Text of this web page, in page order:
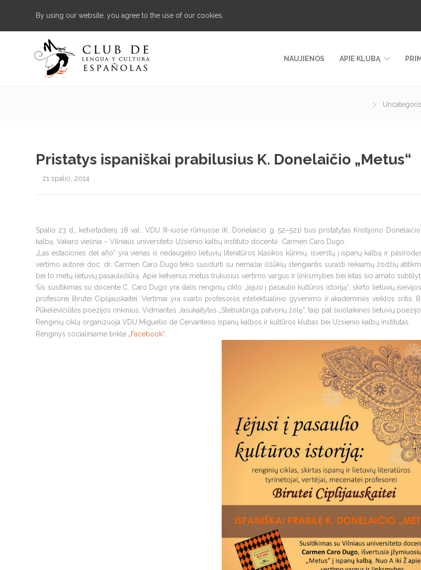
By using our website, you agree to the use of our cookies.
NAUJIENOS APIE KLUBĄ
Pristatys ispaniškai prabilusius K. Donelaičio „Metus“
21 spalio, 2014
Spalio 23 d., ketvirtadienį, 18 val., VDU III-iuose rūmuose (K. Donelaičio g. 52–521) bus pristatytas Kristijono
kalbą. Vakaro viešnia – Vilniaus universiteto Užsienio kalbų instituto docentė Carmen Caro Dugo.
„Las estaciones del año“ yra vienas iš nedaugelio lietuvių literatūros klasikos kūrinių, išverstų į ispanų kalbą ir
vertimo autorei doc. dr. Carmen Caro Dugo teko susidurti su nemažai iššūkių stengiantis surasti reikiamų žodžių
bei to metų lietuvių pasaulėžiūrą. Apie ketverius metus trukusius vertimo vargus ir linksmybes bei kitas šio amato
Šis susitikimas su docente C. Caro Dugo yra dalis renginių ciklo „Įėjusi į pasaulio kultūros istoriją“, skirto lietuvių
profesorei Birutei Ciplijauskaitei. Vertimai yra svarbi profesorės intelektualinio gyvenimo ir akademinės veiklos sritis.
Pūkelevičiūtės poezijos rinkinius, Vidmantės Jasukaitytės „Stebuklingą patvorių žolę”, taip pat šiuolaikinės lietuvių
Renginių ciklą organizuoja VDU Miguelio de Cervanteso ispanų kalbos ir kultūros klubas bei Užsienio kalbų institutas.
Renginys socialiniame tinkle „Facebook“